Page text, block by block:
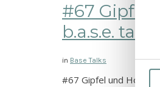
#67 Gipfel
b.a.s.e. talks
in Base Talks
#67 Gipfel und